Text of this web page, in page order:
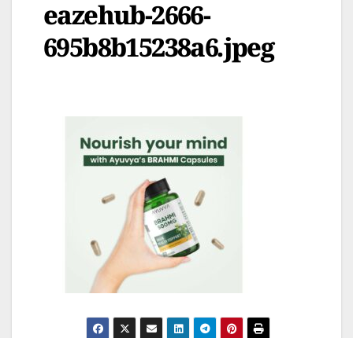
eazehub-2666-
695b8b15238a6.jpeg